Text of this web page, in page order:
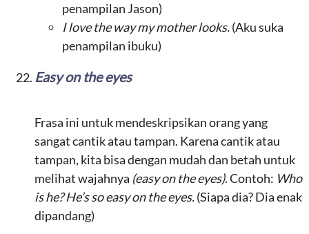
penampilan Jason)
I love the way my mother looks.(Aku suka
penampilan ibuku)
Easy on the eyes
Frasa ini untuk mendeskripsikan orang yang
sangat cantik atau tampan. Karena cantik atau
tampan, kita bisa dengan mudah dan betah untuk
melihat wajahnya (easy on the eyes). Contoh: Who
is he? He’s so easy on the eyes.(Siapa dia? Dia enak
dipandang)